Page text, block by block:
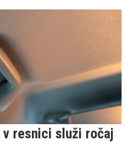
resnici služi ročaj